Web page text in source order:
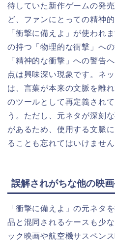
待していた新作ゲームの発
ど、ファンにとっての精神
「衝撃に備えよ」が使われ
の持つ「物理的な衝撃」へ
「精神的な衝撃」への警告
点は興味深い現象です。ネ
は、言葉が本来の文脈を離
のツールとして再定義され
う。ただし、元ネタが深刻
があるため、使用する文脈
ることも忘れてはいけません
誤解されがちな他の映
「衝撃に備えよ」の元ネタ
品と混同されるケースも少
ック映画や航空機サスペン